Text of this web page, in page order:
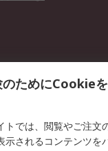
のためにCookie
トでは、閲覧やご注文
示されるコンテンツを